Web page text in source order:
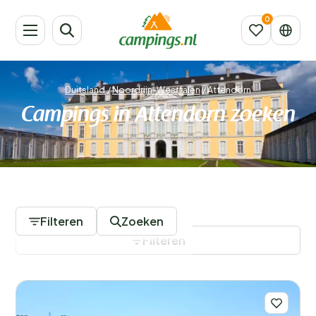
Duitsland/Noordrijn-Westfalen/Attendorn
Campings in Attendorn zoeken
Filteren Zoeken
Filteren